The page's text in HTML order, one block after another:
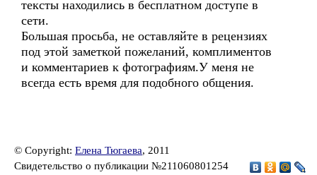
тексты находились в бесплатном доступе в
сети.
Большая просьба, не оставляйте в рецензиях
под этой заметкой пожеланий, комплиментов
и комментариев к фотографиям.У меня не
всегда есть время для подобного общения.
© Copyright: Елена Тюгаева, 2011
Свидетельство о публикации №211060801254